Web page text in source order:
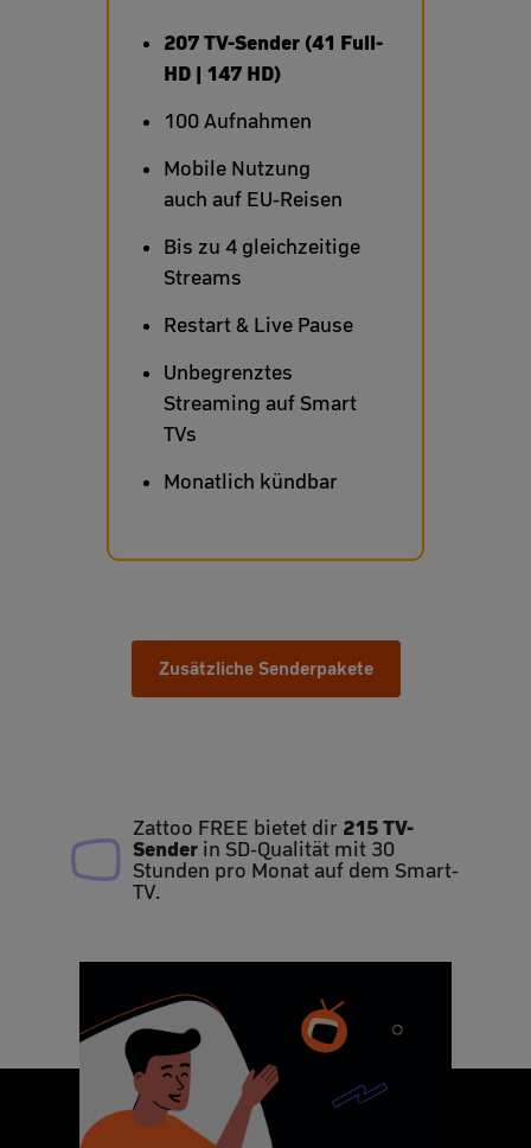
207 TV-Sender (41 Full-
HD | 147 HD)
100 Aufnahmen
Mobile Nutzung
auch auf EU-Reisen
Bis zu 4 gleichzeitige
Streams
Restart & Live Pause
Unbegrenztes
Streaming auf Smart
TVs
Monatlich kündbar
Zusätzliche Senderpakete
Zattoo FREE bietet dir 215 TV-
Sender in SD-Qualität mit 30
Stunden pro Monat auf dem Smart-
TV.